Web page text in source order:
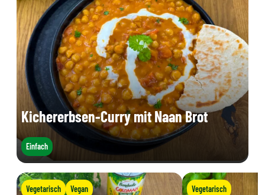
Kichererbsen-Curry mit Naan Brot
Einfach
Vegetarisch Vegan Vegetarisch